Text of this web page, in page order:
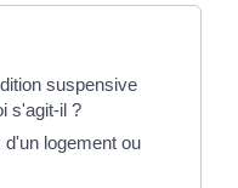
suspensive
s'agit-il ?
logement ou